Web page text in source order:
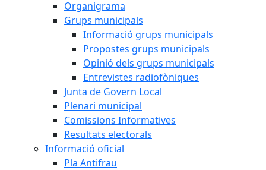
Organigrama
Grups municipals
Informació grups municipals
Propostes grups municipals
Opinió dels grups municipals
Entrevistes radiofòniques
Junta de Govern Local
Plenari municipal
Comissions Informatives
Resultats electorals
Informació oficial
Pla Antifrau